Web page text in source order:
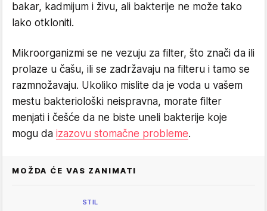
bakar, kadmijum i živu, ali bakterije ne može tako
lako otkloniti.
Mikroorganizmi se ne vezuju za filter, što znači da ili
prolaze u čašu, ili se zadržavaju na filteru i tamo se
razmnožavaju. Ukoliko mislite da je voda u vašem
mestu bakteriološki neispravna, morate filter
menjati i češće da ne biste uneli bakterije koje
mogu da izazovu stomačne probleme.
MOŽDA ĆE VAS ZANIMATI
STIL